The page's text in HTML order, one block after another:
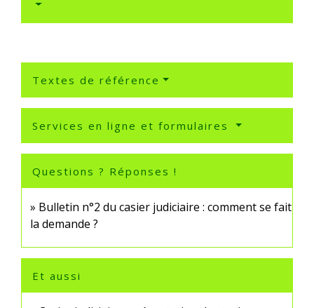
Textes de référence
Services en ligne et formulaires
Questions ? Réponses !
Bulletin n°2 du casier judiciaire : comment se fait
la demande ?
Et aussi